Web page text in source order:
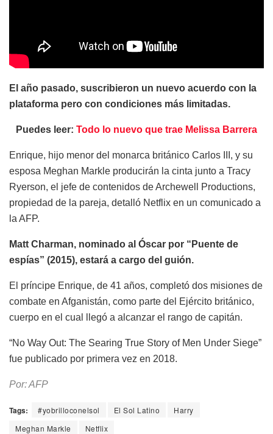
El año pasado, suscribieron un nuevo acuerdo con la
plataforma pero con condiciones más limitadas.
Puedes leer: Todo lo nuevo que trae Melissa Barrera
Enrique, hijo menor del monarca británico Carlos III, y su
esposa Meghan Markle producirán la cinta junto a Tracy
Ryerson, el jefe de contenidos de Archewell Productions,
propiedad de la pareja, detalló Netflix en un comunicado a
la AFP.
Matt Charman, nominado al Óscar por “Puente de
espías” (2015), estará a cargo del guión.
El príncipe Enrique, de 41 años, completó dos misiones de
combate en Afganistán, como parte del Ejército británico,
cuerpo en el cual llegó a alcanzar el rango de capitán.
“No Way Out: The Searing True Story of Men Under Siege”
fue publicado por primera vez en 2018.
Por: AFP
Tags: #yobrilloconelsol El Sol Latino
Harry
Meghan Markle
Netflix